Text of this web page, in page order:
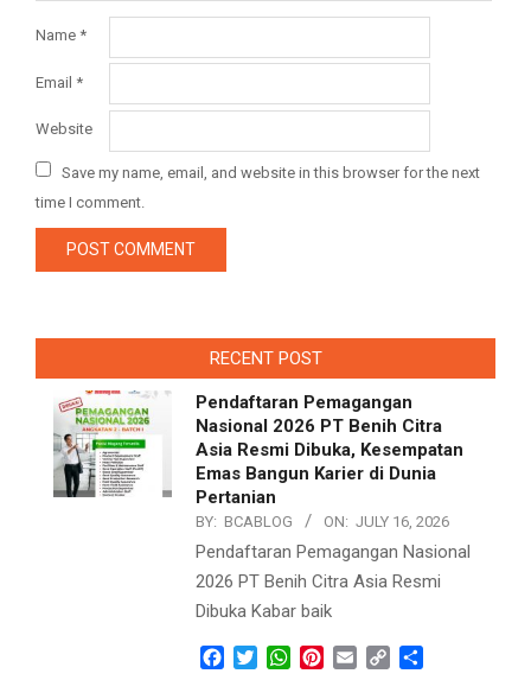
Name *
Email *
Website
Save my name, email, and website in this browser for the next
time I comment.
RECENT POST
Pendaftaran Pemagangan
Nasional 2026 PT Benih Citra
Asia Resmi Dibuka, Kesempatan
Emas Bangun Karier di Dunia
Pertanian
BY: BCABLOG ON: JULY 16, 2026
Pendaftaran Pemagangan Nasional
2026 PT Benih Citra Asia Resmi
Dibuka Kabar baik
Facebook
TwitterWhatsApp
Pinterest
Email Copy